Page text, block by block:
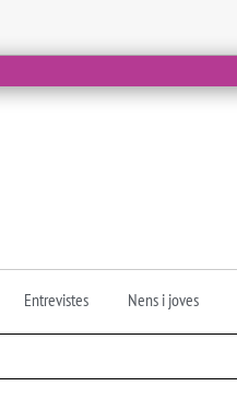
Entrevistes Nens i joves